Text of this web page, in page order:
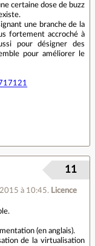
certaine dose de buzz
une branche de la
fortement accroché à
pour désigner des
pour améliorer le
à 10:45. Licence
11
(en anglais).
de la virtualisation